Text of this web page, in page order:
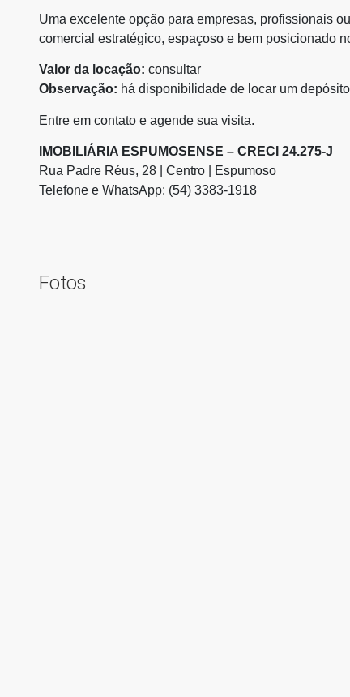
Uma excelente opção para empresas, profissionais
comercial estratégico, espaçoso e bem posicionado
Valor da locação: consultar
Observação: há disponibilidade de locar um
Entre em contato e agende sua visita.
IMOBILIÁRIA ESPUMOSENSE – CRECI 24.275-J
Rua Padre Réus, 28 | Centro | Espumoso
Telefone e WhatsApp: (54) 3383-1918
Fotos